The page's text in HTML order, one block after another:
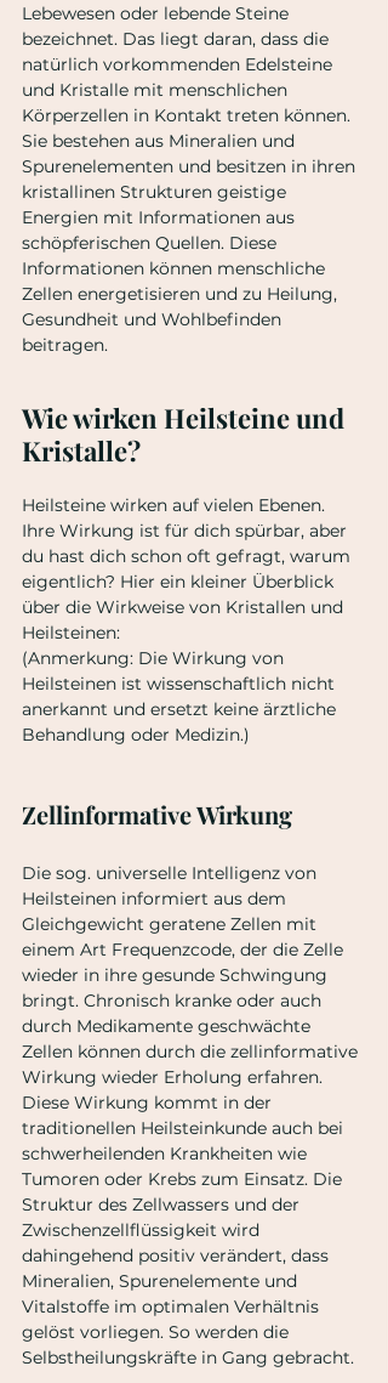
Lebewesen oder lebende Steine
bezeichnet. Das liegt daran, dass die
natürlich vorkommenden Edelsteine
und Kristalle mit menschlichen
Körperzellen in Kontakt treten können.
Sie bestehen aus Mineralien und
Spurenelementen und besitzen in ihren
kristallinen Strukturen geistige
Energien mit Informationen aus
schöpferischen Quellen. Diese
Informationen können menschliche
Zellen energetisieren und zu Heilung,
Gesundheit und Wohlbefinden
beitragen.
Wie wirken Heilsteine und
Kristalle?
Heilsteine wirken auf vielen Ebenen.
Ihre Wirkung ist für dich spürbar, aber
du hast dich schon oft gefragt, warum
eigentlich? Hier ein kleiner Überblick
über die Wirkweise von Kristallen und
Heilsteinen:
(Anmerkung: Die Wirkung von
Heilsteinen ist wissenschaftlich nicht
anerkannt und ersetzt keine ärztliche
Behandlung oder Medizin.)
Zellinformative Wirkung
Die sog. universelle Intelligenz von
Heilsteinen informiert aus dem
Gleichgewicht geratene Zellen mit
einem Art Frequenzcode, der die Zelle
wieder in ihre gesunde Schwingung
bringt. Chronisch kranke oder auch
durch Medikamente geschwächte
Zellen können durch die zellinformative
Wirkung wieder Erholung erfahren.
Diese Wirkung kommt in der
traditionellen Heilsteinkunde auch bei
schwerheilenden Krankheiten wie
Tumoren oder Krebs zum Einsatz. Die
Struktur des Zellwassers und der
Zwischenzellflüssigkeit wird
dahingehend positiv verändert, dass
Mineralien, Spurenelemente und
Vitalstoffe im optimalen Verhältnis
gelöst vorliegen. So werden die
Selbstheilungskräfte in Gang gebracht.